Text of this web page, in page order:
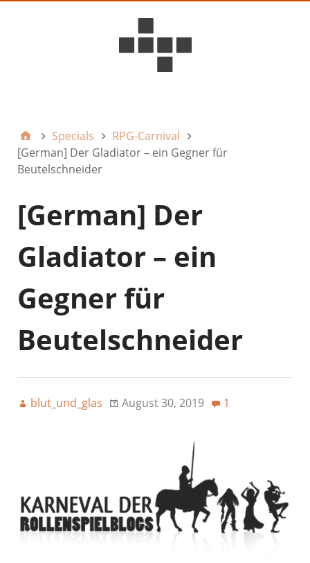
Specials
RPG-Carnival
[German] Der Gladiator – ein Gegner für
Beutelschneider
[German] Der
Gladiator – ein
Gegner für
Beutelschneider
blut_und_glas August 30, 2019 1